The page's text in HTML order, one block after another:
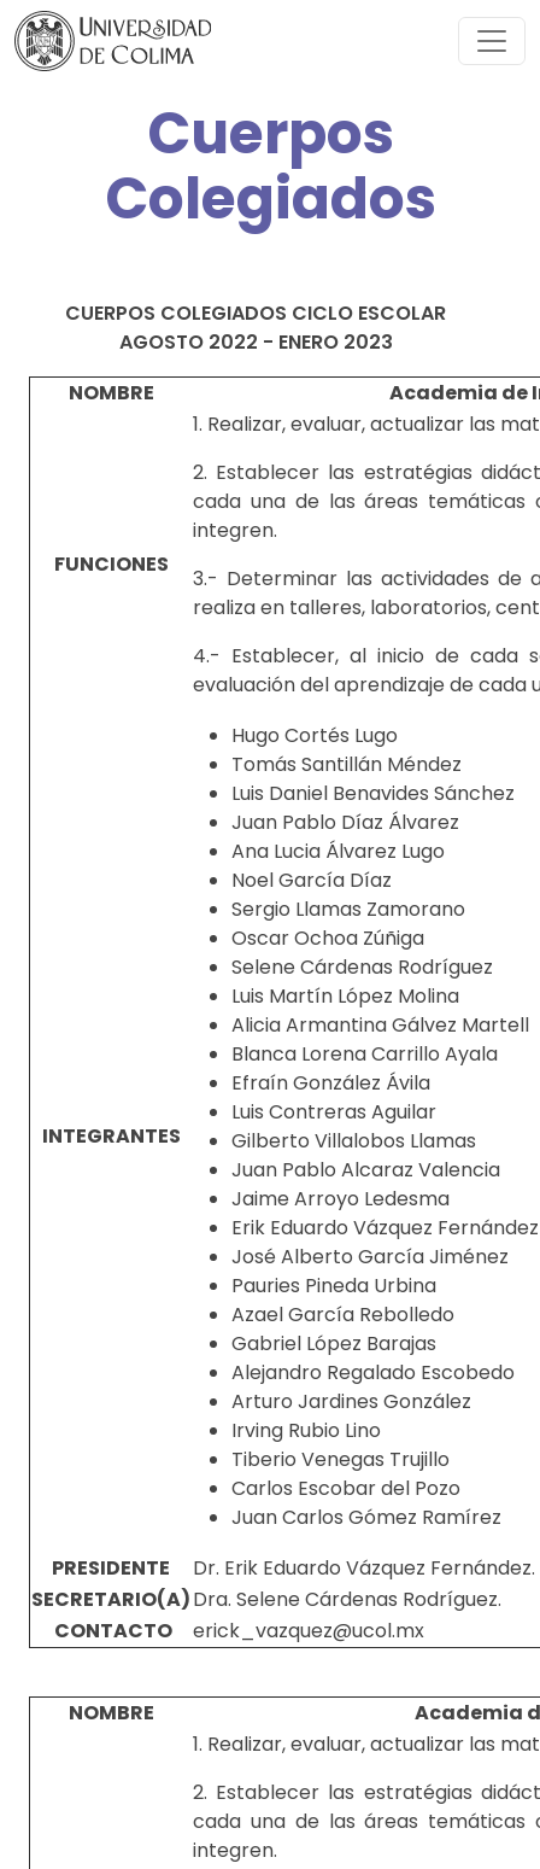
Cuerpos
Colegiados
CUERPOS COLEGIADOS CICLO ESCOLAR
AGOSTO 2022 - ENERO 2023
NOMBRE
Academia de
FUNCIONES
1. Realizar, evaluar, actualizar las
2. Establecer las estratégias
cada una de las áreas temáticas
integren.
3.- Determinar las actividades de
realiza en talleres, laboratorios,
4.- Establecer, al inicio de cada
evaluación del aprendizaje de cada
INTEGRANTES
Hugo Cortés Lugo
Tomás Santillán Méndez
Luis Daniel Benavides Sánchez
Juan Pablo Díaz Álvarez
Ana Lucia Álvarez Lugo
Noel García Díaz
Sergio Llamas Zamorano
Oscar Ochoa Zúñiga
Selene Cárdenas Rodríguez
Luis Martín López Molina
Alicia Armantina Gálvez Martell
Blanca Lorena Carrillo Ayala
Efraín González Ávila
Luis Contreras Aguilar
Gilberto Villalobos Llamas
Juan Pablo Alcaraz Valencia
Jaime Arroyo Ledesma
Erik Eduardo Vázquez Fernández
José Alberto García Jiménez
Pauries Pineda Urbina
Azael García Rebolledo
Gabriel López Barajas
Alejandro Regalado Escobedo
Arturo Jardines González
Irving Rubio Lino
Tiberio Venegas Trujillo
Carlos Escobar del Pozo
Juan Carlos Gómez Ramírez
PRESIDENTE
Dr. Erik Eduardo Vázquez Fernández.
SECRETARIO(A)Dra. Selene Cárdenas Rodríguez.
CONTACTO
erick_vazquez@ucol.mx
NOMBRE Academia
1. Realizar, evaluar, actualizar las
2. Establecer las estratégias
cada una de las áreas temáticas
integren.